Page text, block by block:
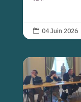
 04 Juin 2026